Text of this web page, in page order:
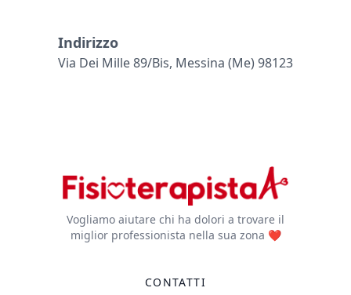
Indirizzo
Via Dei Mille 89/bis, Messina (me) 98123
Vogliamo aiutare chi ha dolori a trovare il
miglior professionista nella sua zona ❤️
CONTATTI